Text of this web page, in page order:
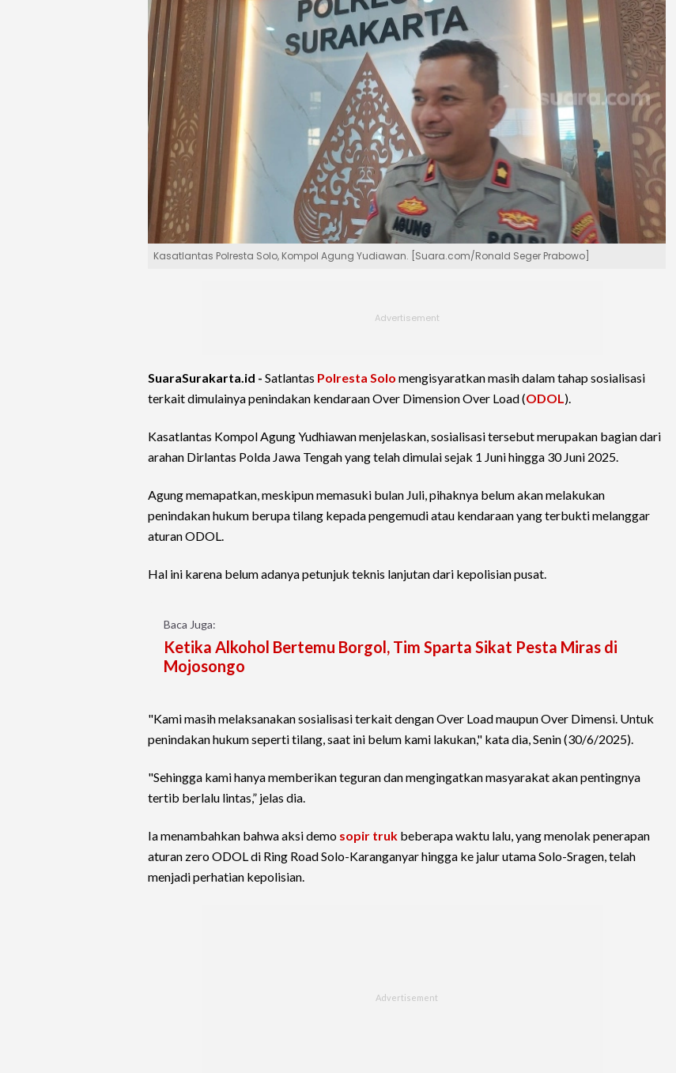
Kasatlantas Polresta Solo, Kompol Agung Yudiawan. [Suara.com/Ronald Seger Prabowo]
SuaraSurakarta.id - Satlantas Polresta Solo mengisyaratkan masih dalam tahap sosialisasi
terkait dimulainya penindakan kendaraan Over Dimension Over Load (ODOL).
Kasatlantas Kompol Agung Yudhiawan menjelaskan, sosialisasi tersebut merupakan bagian dari
arahan Dirlantas Polda Jawa Tengah yang telah dimulai sejak 1 Juni hingga 30 Juni 2025.
Agung memapatkan, meskipun memasuki bulan Juli, pihaknya belum akan melakukan
penindakan hukum berupa tilang kepada pengemudi atau kendaraan yang terbukti melanggar
aturan ODOL.
Hal ini karena belum adanya petunjuk teknis lanjutan dari kepolisian pusat.
Baca Juga:
Ketika Alkohol Bertemu Borgol, Tim Sparta Sikat Pesta Miras di
Mojosongo
"Kami masih melaksanakan sosialisasi terkait dengan Over Load maupun Over Dimensi. Untuk
penindakan hukum seperti tilang, saat ini belum kami lakukan," kata dia, Senin (30/6/2025).
"Sehingga kami hanya memberikan teguran dan mengingatkan masyarakat akan pentingnya
tertib berlalu lintas,” jelas dia.
Ia menambahkan bahwa aksi demo sopir truk beberapa waktu lalu, yang menolak penerapan
aturan zero ODOL di Ring Road Solo-Karanganyar hingga ke jalur utama Solo-Sragen, telah
menjadi perhatian kepolisian.